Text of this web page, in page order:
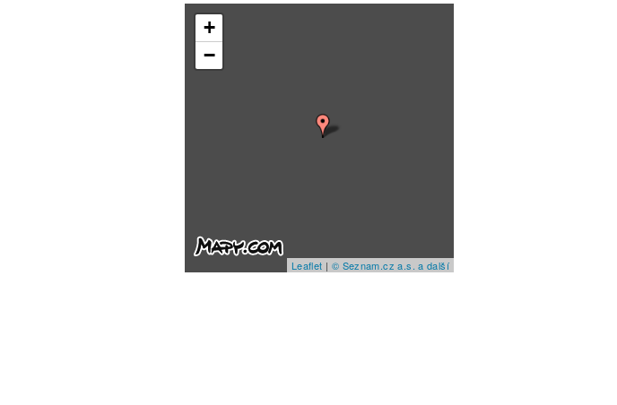
+
−
Leaflet | © Seznam.cz a.s. a další